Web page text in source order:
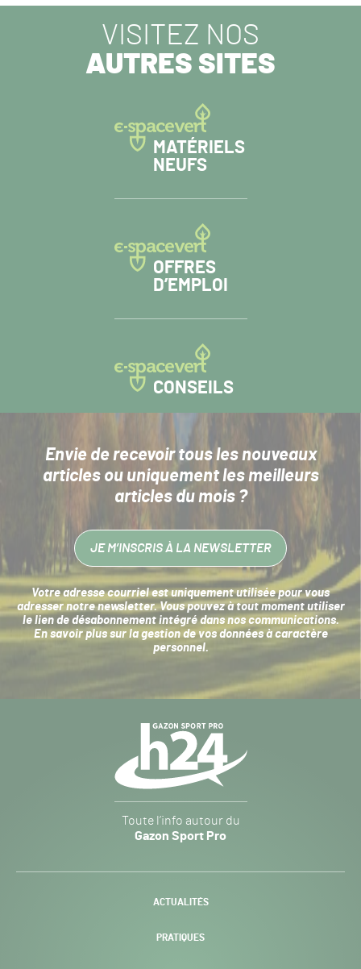
VISITEZ NOS
AUTRES SITES
MATÉRIELS
NEUFS
OFFRES
D’EMPLOI
CONSEILS
Envie de recevoir tous les nouveaux
articlesou uniquement les meilleurs
articles du mois ?
JE M’INSCRIS À LA NEWSLETTER
Votre adresse courriel est uniquement utilisée pour vous
adresser notre newsletter. Vous pouvez à tout moment utiliser
le lien de désabonnement intégré dans nos communications.
En savoir plus sur la gestion de vos données à caractère
personnel.
Sport
Pro
-
Toute l’info autour du
Gazon Sport Pro
ACTUALITÉS
PRATIQUES